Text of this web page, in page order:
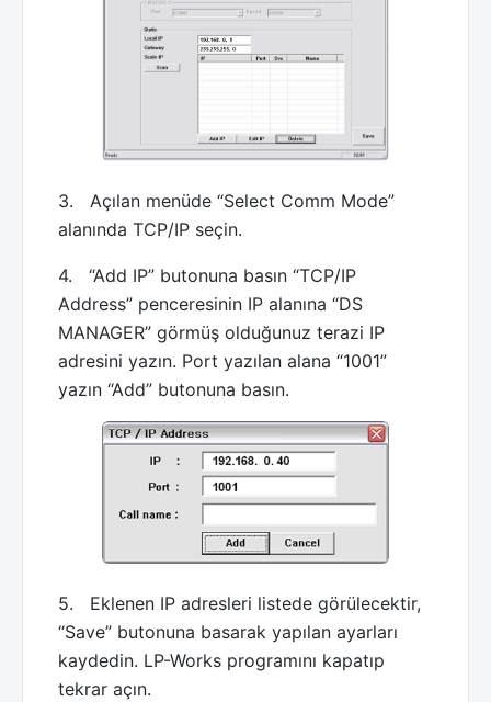
3. Açılan menüde “Select Comm Mode”
alanında TCP/IP seçin.
4. “Add IP” butonuna basın “TCP/IP
Address” penceresinin IP alanına “DS
MANAGER” görmüş olduğunuz terazi IP
adresini yazın. Port yazılan alana “1001”
yazın “Add” butonuna basın.
5. Eklenen IP adresleri listede görülecektir,
“Save” butonuna basarak yapılan ayarları
kaydedin. LP-Works programını kapatıp
tekrar açın.